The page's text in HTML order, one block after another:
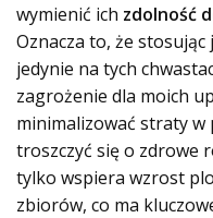
wymienić ich zdolność
Oznacza to, że
jedynie na tych
zagrożenie dla moich
minimalizować straty w
troszczyć się o zdrowe
tylko wspiera wzrost
zbiorów, co ma